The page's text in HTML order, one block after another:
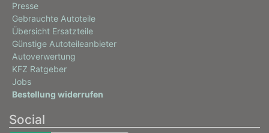
Presse
Gebrauchte Autoteile
Übersicht Ersatzteile
Günstige Autoteileanbieter
Autoverwertung
KFZ Ratgeber
Jobs
Bestellung widerrufen
Social